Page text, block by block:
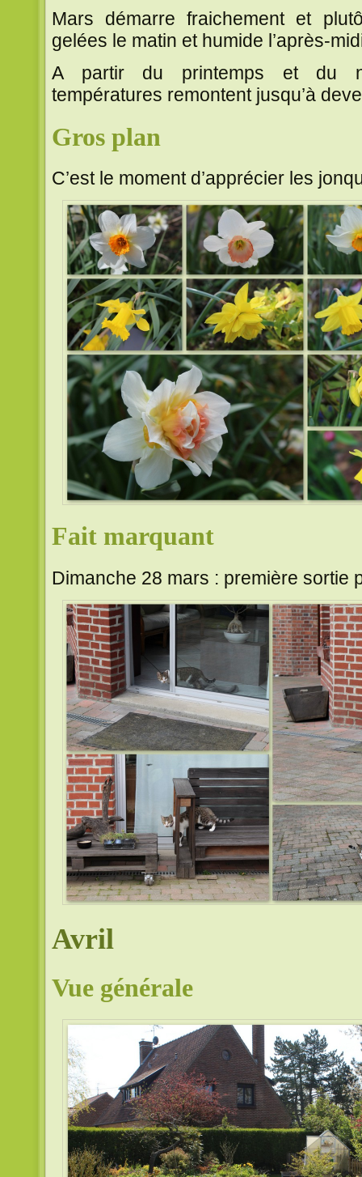
Mars démarre fraichement et
gelées le matin et humide l’après-
A partir du printemps et du
températures remontent jusqu’à
Gros plan
C’est le moment d’apprécier les
Fait marquant
Dimanche 28 mars : première sortie
Avril
Vue générale